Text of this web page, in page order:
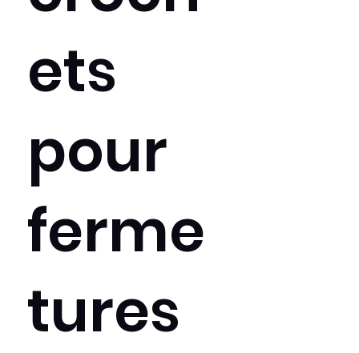
ets
pour
ferme
tures